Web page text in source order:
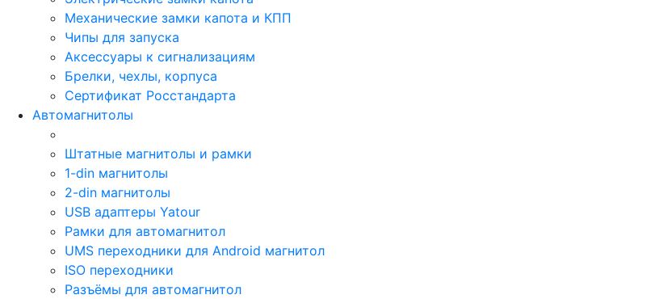
Механические замки капота и КПП
Чипы для запуска
Аксессуары к сигнализациям
Брелки, чехлы, корпуса
Сертификат Росстандарта
Автомагнитолы
Штатные магнитолы и рамки
1-din магнитолы
2-din магнитолы
USB адаптеры Yatour
Рамки для автомагнитол
UMS переходники для Android магнитол
ISO переходники
Разъёмы для автомагнитол